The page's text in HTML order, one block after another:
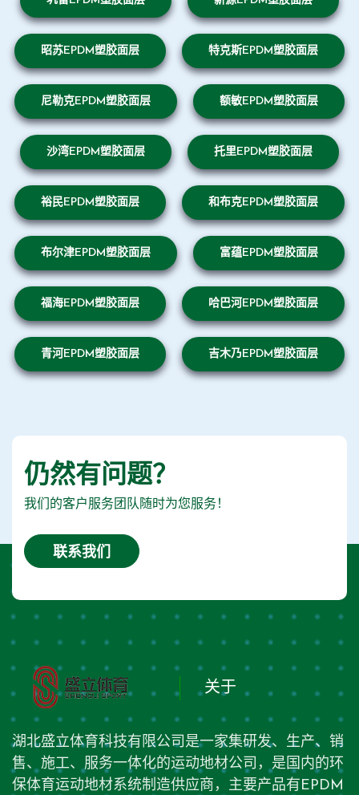
昭苏EPDM塑胶面层 特克斯EPDM塑胶面层
尼勒克EPDM塑胶面层 额敏EPDM塑胶面层
沙湾EPDM塑胶面层 托里EPDM塑胶面层
裕民EPDM塑胶面层 和布克EPDM塑胶面层
布尔津EPDM塑胶面层 富蕴EPDM塑胶面层
福海EPDM塑胶面层 哈巴河EPDM塑胶面层
青河EPDM塑胶面层 吉木乃EPDM塑胶面层
仍然有问题？
我们的客户服务团队随时为您服务！
联系我们
关于
湖北盛立体育科技有限公司是一家集研发、生产、销
售、施工、服务一体化的运动地材公司，是国内的环
保体育运动地材系统制造供应商，主要产品有EPDM